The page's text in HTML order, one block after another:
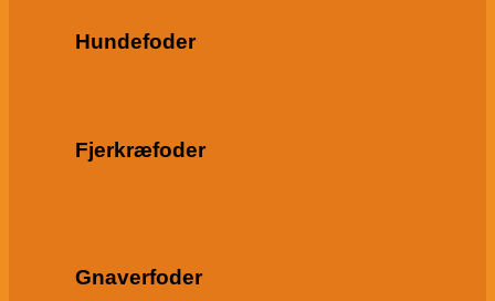
Hundefoder
Fjerkræfoder
Gnaverfoder